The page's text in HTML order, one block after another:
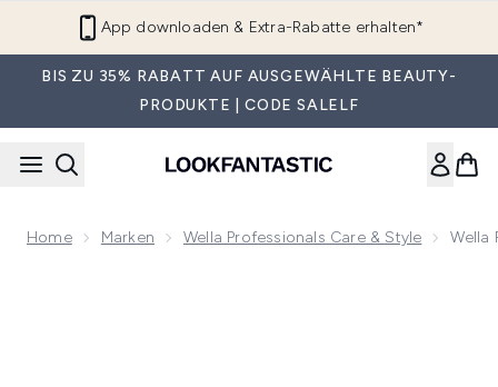
App downloaden & Extra-Rabatte erhalten*
BIS ZU 35% RABATT AUF AUSGEWÄHLTE BEAUTY-
PRODUKTE | CODE SALELF
Home Marken Wella Professionals Care & Style Wella